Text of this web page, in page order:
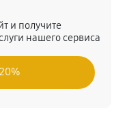
и получите
нашего сервиса